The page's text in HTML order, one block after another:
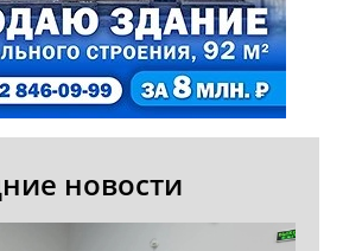
новости